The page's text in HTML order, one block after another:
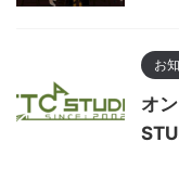
お
オ